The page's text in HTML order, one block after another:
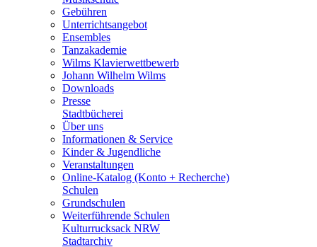
Gebühren
Unterrichtsangebot
Ensembles
Tanzakademie
Wilms Klavierwettbewerb
Johann Wilhelm Wilms
Downloads
Presse
Stadtbücherei
Über uns
Informationen & Service
Kinder & Jugendliche
Veranstaltungen
Online-Katalog (Konto + Recherche)
Schulen
Grundschulen
Weiterführende Schulen
Kulturrucksack NRW
Stadtarchiv